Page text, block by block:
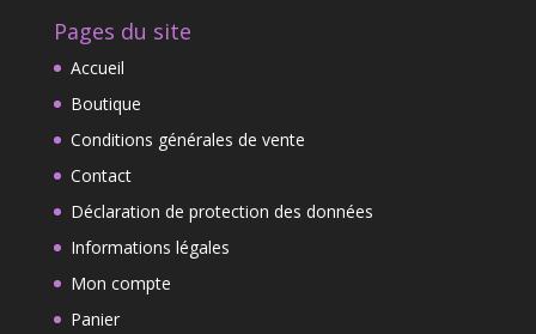
était :
8,95€.
est :
Pages du site
Accueil
Boutique
Conditions générales de vente
Contact
Déclaration de protection des données
Informations légales
Mon compte
Panier